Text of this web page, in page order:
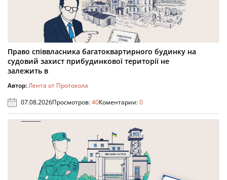
Право співвласника багатоквартирного будинку на
судовий захист прибудинкової території не
залежить в
Автор:Лента от Протокола
07.08.2026Просмотров:40Коментарии:0